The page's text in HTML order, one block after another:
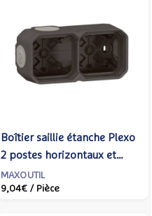
Boîtier saillie étanche Plexo
2 postes horizontaux et
verticaux sans cloison avec 4
embouts à membrane -
MAXOUTIL
9,04€ / Pièce